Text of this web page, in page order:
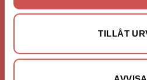
TILLÅT
Kundtjänst